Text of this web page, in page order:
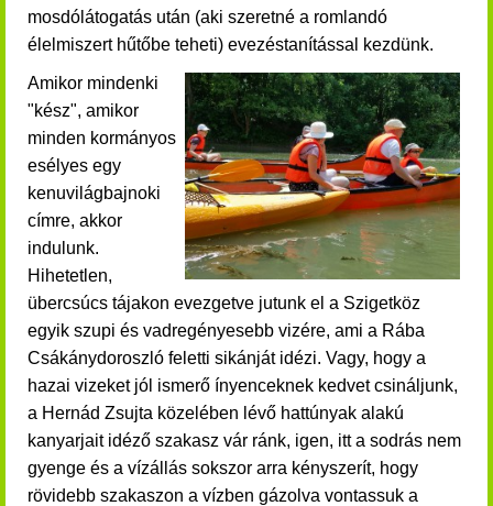
mosdólátogatás után (aki szeretné a romlandó
élelmiszert hűtőbe teheti) evezéstanítással kezdünk.
Amikor mindenki
"kész", amikor
minden kormányos
esélyes egy
kenuvilágbajnoki
címre, akkor
indulunk.
Hihetetlen,
übercsúcs tájakon evezgetve jutunk el a Szigetköz
egyik szupi és vadregényesebb vizére, ami a Rába
Csákánydoroszló feletti sikánját idézi. Vagy, hogy a
hazai vizeket jól ismerő ínyenceknek kedvet csináljunk,
a Hernád Zsujta közelében lévő hattúnyak alakú
kanyarjait idéző szakasz vár ránk, igen, itt a sodrás nem
gyenge és a vízállás sokszor arra kényszerít, hogy
rövidebb szakaszon a vízben gázolva vontassuk a